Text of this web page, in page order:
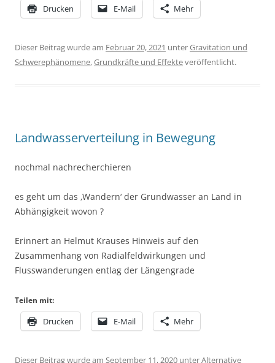
Drucken E-Mail Mehr
Dieser Beitrag wurde am Februar 20, 2021 unterGravitation und
Schwerephänomene,Grundkräfte und Effekteveröffentlicht.
Landwasserverteilung in Bewegung
nochmal nachrecherchieren
es geht um das ‚Wandern‘ der Grundwasser an Land in
Abhängigkeit wovon ?
Erinnert an Helmut Krauses Hinweis auf den
Zusammenhang von Radialfeldwirkungen und
Flusswanderungen entlag der Längengrade
Teilen mit:
Drucken E-Mail Mehr
Dieser Beitrag wurde am September 11, 2020 unterAlternative